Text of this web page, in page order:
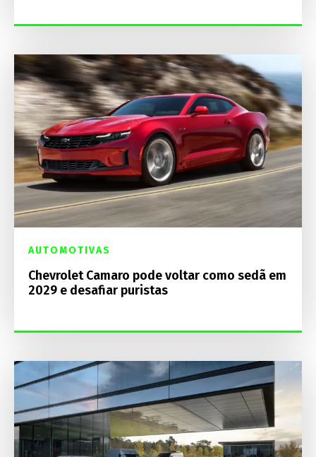
AUTOMOTIVAS
Chevrolet Camaro pode voltar como sedã em
2029 e desafiar puristas